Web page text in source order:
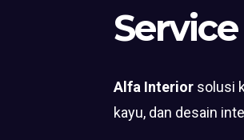
Alfa Interior solusi
kayu, dan desain